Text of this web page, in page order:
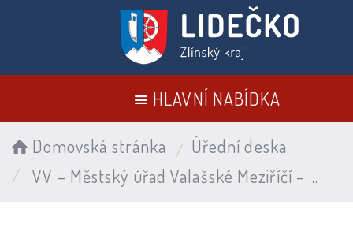
HLAVNÍ NABÍDKA
Domovská stránka
Úřední deska
VV – Městský úřad Valašské Meziříčí – Zpřístupněn k nahlédnutí hromadný předpisný seznam č. 4/2024, č.j. MeUVM 110773/2024 ze dne 23. 9. 2024